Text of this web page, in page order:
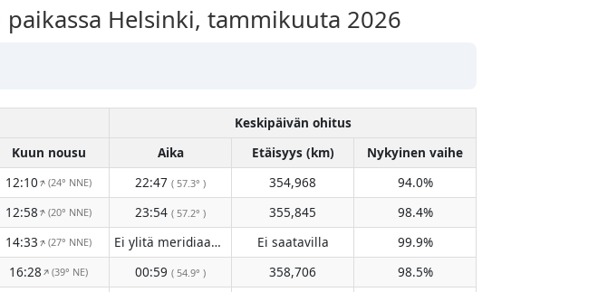
Helsinki, tammikuuta 2026
Keskipäivän ohitus
Kuun nousu Aika Etäisyys (km)
Nykyinen vaihe
12:10↑(24° NNE) 22:47 ( 57.3° ) 354,968
94.0%
12:58↑ (20° NNE) 23:54 ( 57.2° ) 355,845
98.4%
14:33↑(27° NNE) Ei ylitä meridiaania ( Ei saatavilla )
Ei saatavilla
99.9%
16:28↑(39° NE) 00:59 ( 54.9° ) 358,706
98.5%